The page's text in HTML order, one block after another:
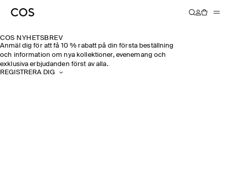
COS NYHETSBREV
Anmäl dig för att få 10 % rabatt på din första beställning
och information om nya kollektioner, evenemang och
exklusiva erbjudanden först av alla.
REGISTRERA DIG